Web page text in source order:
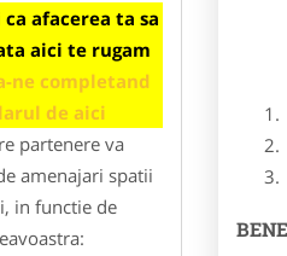
afacerea ta sa
aici te rugam
ne completand
de aici
partenere va
amenajari spatii
in functie de